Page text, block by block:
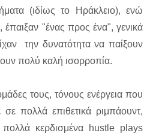
(ιδίως το Ηράκλειο), ενώ
έπαιξαν "ένας προς ένα", γενικά
την δυνατότητα να παίξουν
πολύ καλή ισορροπία.
τους, τόνους ενέργεια που
πολλά επιθετικά ριμπάουντ,
πολλά κερδισμένα hustle plays